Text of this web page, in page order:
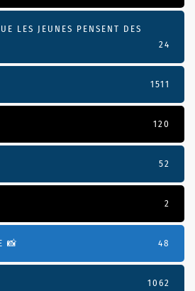
LES JEUNES PENSENT DES
24
1511
120
52
2
📸 48
1062